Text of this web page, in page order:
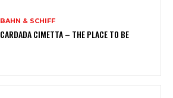
BAHN & SCHIFF
CARDADA CIMETTA – THE PLACE TO BE